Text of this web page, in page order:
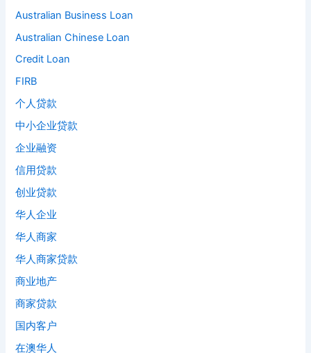
Australian Business Loan
Australian Chinese Loan
Credit Loan
FIRB
个人贷款
中小企业贷款
企业融资
信用贷款
创业贷款
华人企业
华人商家
华人商家贷款
商业地产
商家贷款
国内客户
在澳华人